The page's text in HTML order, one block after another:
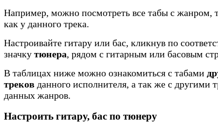
Например, можно посмотреть все табы с жанром,
как у данного трека.
Настроивайте гитару или бас, кликнув по
значку тюнера, рядом с гитарным или басовым
В таблицах ниже можно ознакомиться с табами
треков данного исполнителя, а так же с другими
данных жанров.
Настроить гитару, бас по тюнеру